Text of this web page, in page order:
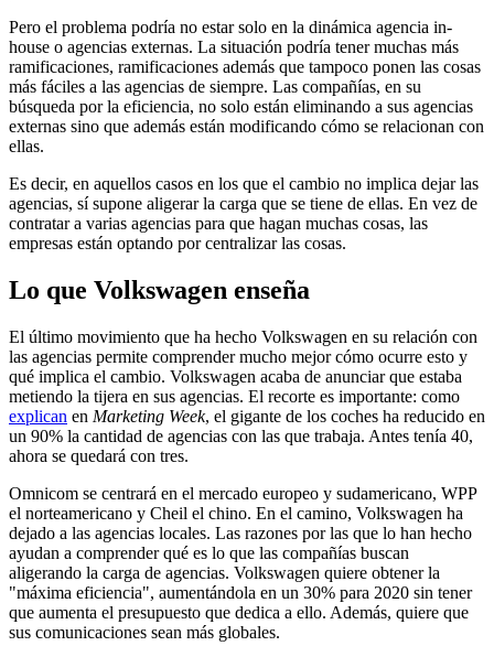
Pero el problema podría no estar solo en la dinámica agencia in-
house o agencias externas. La situación podría tener muchas más
ramificaciones, ramificaciones además que tampoco ponen las cosas
más fáciles a las agencias de siempre. Las compañías, en su
búsqueda por la eficiencia, no solo están eliminando a sus agencias
externas sino que además están modificando cómo se relacionan con
ellas.
Es decir, en aquellos casos en los que el cambio no implica dejar las
agencias, sí supone aligerar la carga que se tiene de ellas. En vez de
contratar a varias agencias para que hagan muchas cosas, las
empresas están optando por centralizar las cosas.
Lo que Volkswagen enseña
El último movimiento que ha hecho Volkswagen en su relación con
las agencias permite comprender mucho mejor cómo ocurre esto y
qué implica el cambio. Volkswagen acaba de anunciar que estaba
metiendo la tijera en sus agencias. El recorte es importante: como
explican en Marketing Week, el gigante de los coches ha reducido en
un 90% la cantidad de agencias con las que trabaja. Antes tenía 40,
ahora se quedará con tres.
Omnicom se centrará en el mercado europeo y sudamericano, WPP
el norteamericano y Cheil el chino. En el camino, Volkswagen ha
dejado a las agencias locales. Las razones por las que lo han hecho
ayudan a comprender qué es lo que las compañías buscan
aligerando la carga de agencias. Volkswagen quiere obtener la
"máxima eficiencia", aumentándola en un 30% para 2020 sin tener
que aumenta el presupuesto que dedica a ello. Además, quiere que
sus comunicaciones sean más globales.